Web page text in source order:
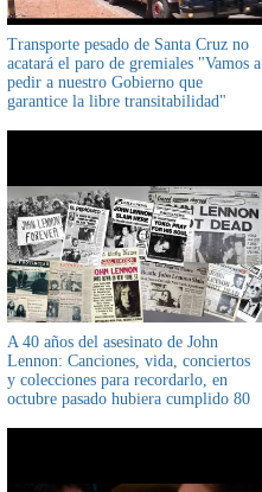
Transporte pesado de Santa Cruz no
acatará el paro de gremiales "Vamos a
pedir a nuestro Gobierno que
garantice la libre transitabilidad"
A 40 años del asesinato de John
Lennon: Canciones, vida, conciertos
y colecciones para recordarlo, en
octubre pasado hubiera cumplido 80